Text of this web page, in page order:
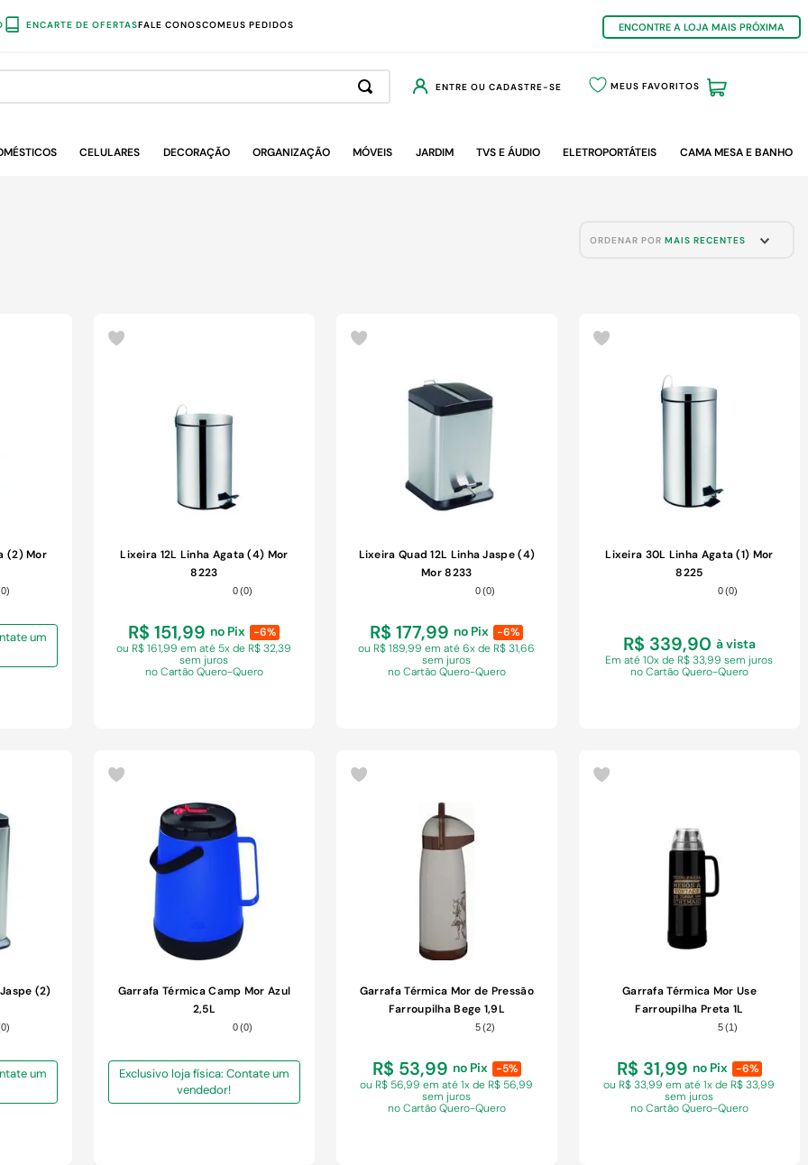
ENCARTE DE OFERTASFALE CONOSCOMEUS PEDIDOS ENCONTRE A LOJA MAIS PRÓXIMA
ENTRE OU CADASTRE-SE MEUS FAVORITOS
CELULARES DECORAÇÃO ORGANIZAÇÃO MÓVEIS JARDIM TVS E ÁUDIO ELETROPORTÁTEIS CAMA MESA E BANHO
ORDENAR POR MAIS RECENTES
(2) Mor
0)
um
Lixeira 12L Linha Agata (4) Mor
8223
0(0)
R$ 151,99 no Pix
-6%
ou R$ 161,99 ematé 5x de R$ 32,39
sem juros
no Cartão Quero-Quero
COMPRAR
Lixeira Quad 12L Linha Jaspe (4)
Mor 8233
0(0)
R$ 177,99 no Pix
-6%
ou R$ 189,99 ematé 6x de R$ 31,66
sem juros
no Cartão Quero-Quero
COMPRAR
Lixeira 30L Linha Agata (1) Mor
8225
0(0)
R$ 339,90 à vista
Ematé 10x de R$ 33,99 sem juros
no Cartão Quero-Quero
COMPRAR
(2)
0)
um
Garrafa Térmica Camp Mor Azul
2,5L
0(0)
Exclusivo loja física: Contate um
vendedor!
Garrafa Térmica Mor de Pressão
Farroupilha Bege 1,9L
5(2)
R$ 53,99 no Pix
-5%
ou R$ 56,99 ematé 1x de R$ 56,99
sem juros
no Cartão Quero-Quero
Garrafa Térmica Mor Use
Farroupilha Preta 1L
5(1)
R$ 31,99 no Pix
-6%
ou R$ 33,99 ematé 1x de R$ 33,99
sem juros
no Cartão Quero-Quero